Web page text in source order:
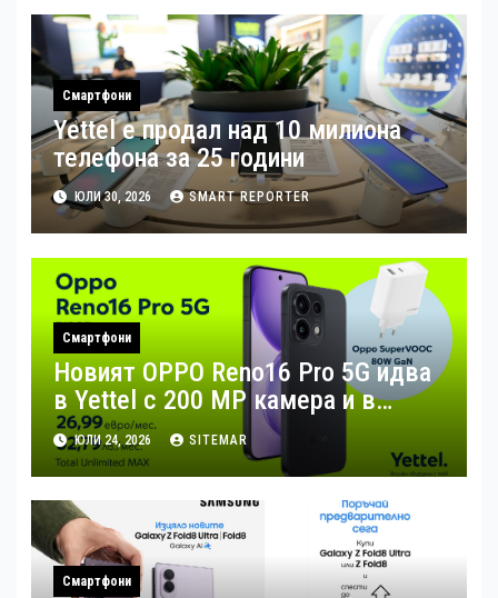
Смартфони
Yettel е продал над 10 милиона
телефона за 25 години
ЮЛИ 30, 2026 SMART REPORTER
Смартфони
Новият OPPO Reno16 Pro 5G идва
в Yettel с 200 MP камера и в
комплект с 80W зарядно за бързо
зареждане
ЮЛИ 24, 2026 SITEMAR
Смартфони